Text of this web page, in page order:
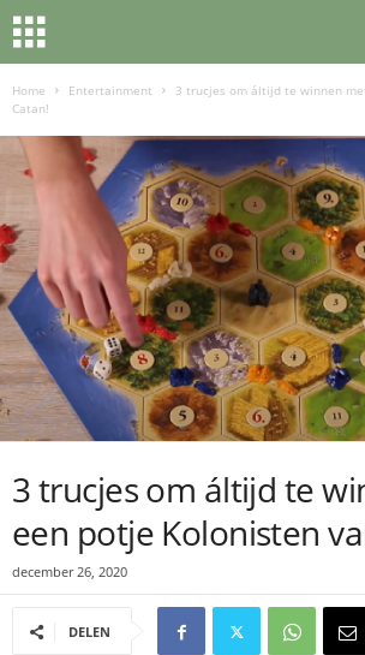
Home Entertainment
3 trucjes om áltijd te winnen
Catan!
3 trucjes om áltijd te
een potje Kolonisten
december 26, 2020
DELEN